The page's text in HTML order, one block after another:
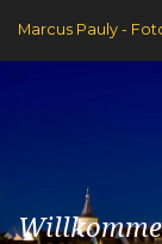
Marcus Pauly -